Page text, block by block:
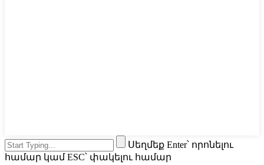
Սեղմեք Enter՝ որոնելու
համար կամ ESC՝ փակելու համար